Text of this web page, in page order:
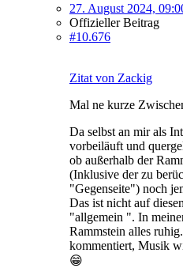
27. August 2024,
Offizieller Beitrag
#10.676
Zitat von Zackig
Mal ne kurze
Da selbst an mir als
vorbeiläuft und
ob außerhalb der
(Inklusive der zu
"Gegenseite") noch
Das ist nicht auf
"allgemein ". In
Rammstein alles
kommentiert, Musik
😁